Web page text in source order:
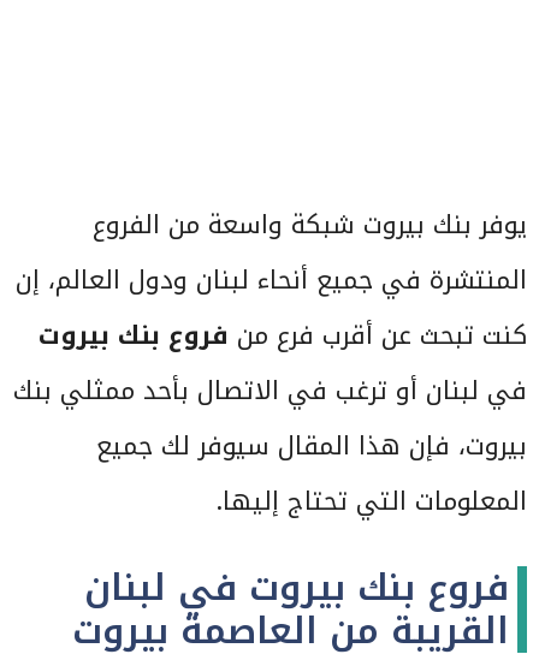
يوفر بنك بيروت شبكة واسعة من الفروع
المنتشرة في جميع أنحاء لبنان ودول العالم، إن
كنت تبحث عن أقرب فرع من فروع بنك بيروت
في لبنان أو ترغب في الاتصال بأحد ممثلي بنك
بيروت، فإن هذا المقال سيوفر لك جميع
المعلومات التي تحتاج إليها.
فروع بنك بيروت في لبنان
القريبة من العاصمة بيروت